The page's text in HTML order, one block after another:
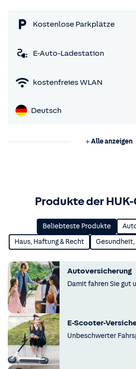
Kostenlose Parkplätze
E-Auto-Ladestation
kostenfreies WLAN
Deutsch
Alle anzeigen
Produkte der HUK-
Beliebteste Produkte
Haus, Haftung & Recht Gesundheit,
Autoversicherung
Damit fahren Sie gut
E-Scooter-
Unbeschwerter